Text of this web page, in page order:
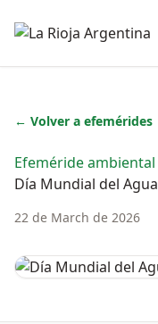
← Volver a efemérides
Efeméride ambiental
Día Mundial del Agua
22 de March de 2026